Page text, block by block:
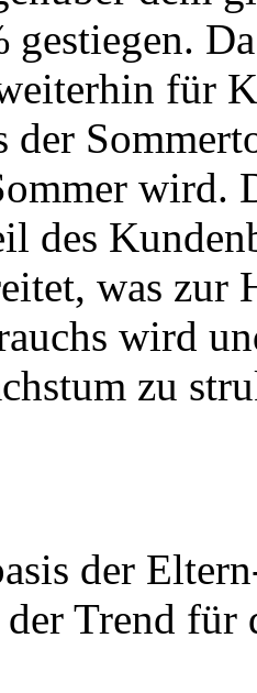
gestiegen.
für
der
wird.
des
was zur
wird
zu
der
Trend für